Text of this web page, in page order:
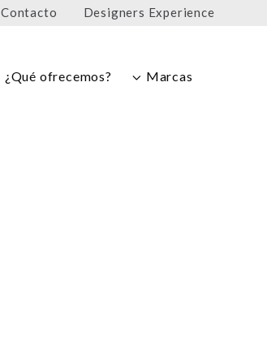
Contacto Designers Experience
¿Qué ofrecemos? Marcas